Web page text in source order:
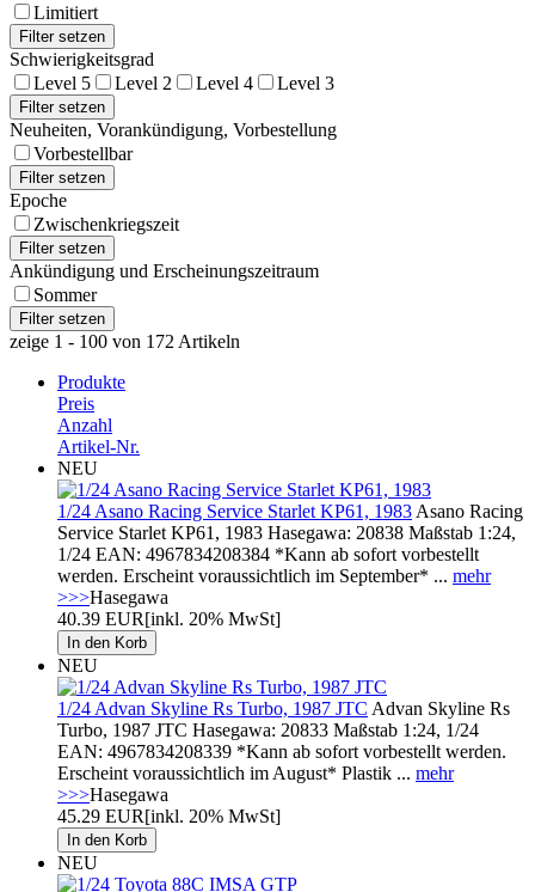
Limitiert
Schwierigkeitsgrad
Level 5
Level 2 Level 4 Level 3
Neuheiten, Vorankündigung, Vorbestellung
Vorbestellbar
Epoche
Zwischenkriegszeit
Ankündigung und Erscheinungszeitraum
Sommer
zeige 1 - 100 von 172 Artikeln
Produkte
Preis
Anzahl
Artikel-Nr.
NEU
1/24 Asano Racing Service Starlet KP61, 1983 Asano Racing
Service Starlet KP61, 1983 Hasegawa: 20838 Maßstab 1:24,
1/24 EAN: 4967834208384 *Kann ab sofort vorbestellt
werden. Erscheint voraussichtlich im September* ... mehr
>>>Hasegawa
40.39 EUR[inkl. 20% MwSt]
NEU
1/24 Advan Skyline Rs Turbo, 1987 JTC Advan Skyline Rs
Turbo, 1987 JTC Hasegawa: 20833 Maßstab 1:24, 1/24
EAN: 4967834208339 *Kann ab sofort vorbestellt werden.
Erscheint voraussichtlich im August* Plastik ... mehr
>>>Hasegawa
45.29 EUR[inkl. 20% MwSt]
NEU